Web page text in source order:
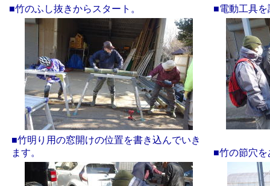
■竹のふし抜きからスタート。 ■電動工具
■竹明り用の窓開けの位置を書き込んでいき
ます。
■竹の節穴